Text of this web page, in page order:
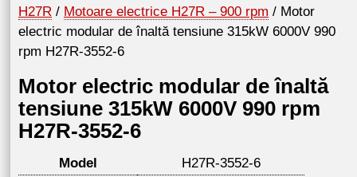
H27R / Motoare electrice H27R – 900 rpm / Motor
electric modular de înaltă tensiune 315kW 6000V 990
rpm H27R-3552-6
Motor electric modular de înaltă
tensiune 315kW 6000V 990 rpm
H27R-3552-6
Model
H27R-3552-6